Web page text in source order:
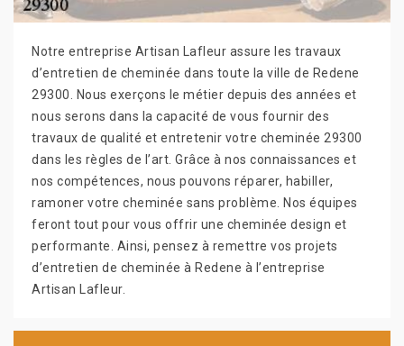
Notre entreprise Artisan Lafleur assure les travaux
d’entretien de cheminée dans toute la ville de Redene
29300. Nous exerçons le métier depuis des années et
nous serons dans la capacité de vous fournir des
travaux de qualité et entretenir votre cheminée 29300
dans les règles de l’art. Grâce à nos connaissances et
nos compétences, nous pouvons réparer, habiller,
ramoner votre cheminée sans problème. Nos équipes
feront tout pour vous offrir une cheminée design et
performante. Ainsi, pensez à remettre vos projets
d’entretien de cheminée à Redene à l’entreprise
Artisan Lafleur.